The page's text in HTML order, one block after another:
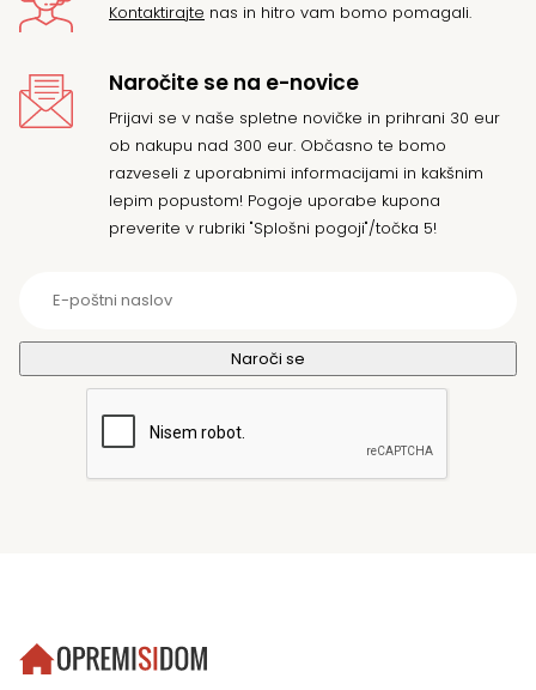
Kontaktirajte nas in hitro vam bomo pomagali.
Naročite se na e-novice
Prijavi se v naše spletne novičke in prihrani 30 eur
ob nakupu nad 300 eur. Občasno te bomo
razveseli z uporabnimi informacijami in kakšnim
lepim popustom! Pogoje uporabe kupona
preverite v rubriki "Splošni pogoji"/točka 5!